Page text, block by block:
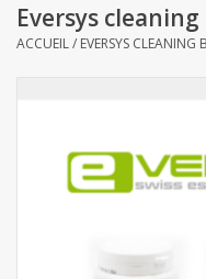
Biscuits pour le café
Boissons
Eversys
ACCUEIL/ EVERSYS CLEANING